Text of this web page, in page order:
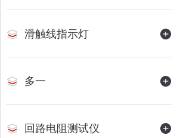
滑触线指示灯
多一
回路电阻测试仪